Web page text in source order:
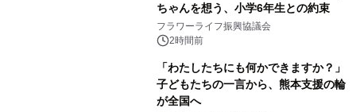
ちゃんを想う、小学6年生との約束
フラワーライフ振興協議会
2時間前
「わたしたちにも何かできますか？」
子どもたちの一言から、熊本支援の輪
が全国へ